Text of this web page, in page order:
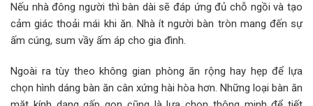
Nếu nhà đông người thì bàn dài sẽ đáp ứng đủ chỗ ngồi và tạo
cảm giác thoải mái khi ăn. Nhà ít người bàn tròn mang đến sự
ấm cúng, sum vầy ấm áp cho gia đình.
Ngoài ra tùy theo không gian phòng ăn rộng hay hẹp để lựa
chọn hình dáng bàn ăn cân xứng hài hòa hơn. Những loại bàn ăn